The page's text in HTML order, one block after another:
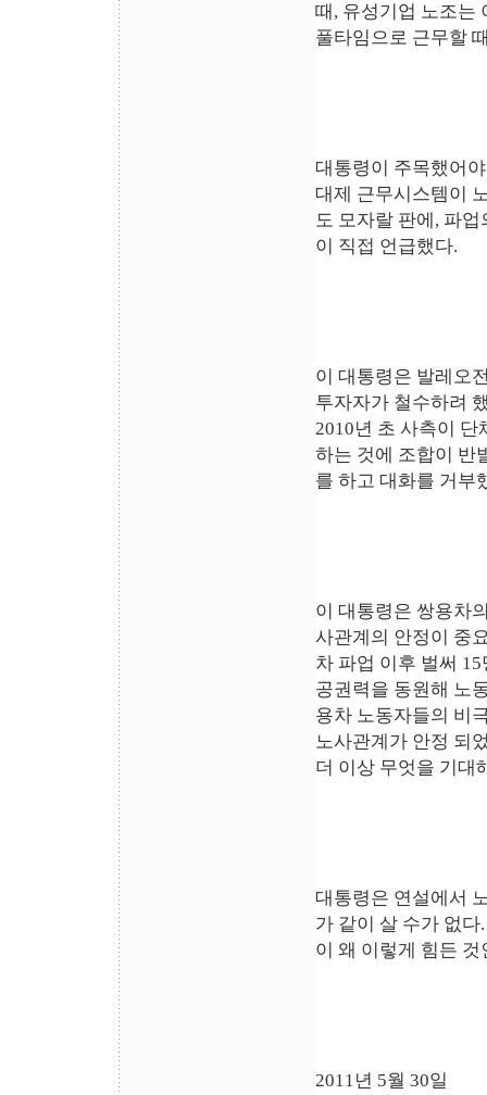
때, 유성기업 노조는
풀타임으로 근무할
대통령이 주목했어
대제 근무시스템이
도 모자랄 판에, 파
이 직접 언급했다.
이 대통령은 발레오
투자자가 철수하려
2010년 초 사측이
하는 것에 조합이 반
를 하고 대화를 거부
이 대통령은 쌍용차
사관계의 안정이 중
차 파업 이후 벌써
공권력을 동원해 노
용차 노동자들의 비
노사관계가 안정 되
더 이상 무엇을 기대
대통령은 연설에서
가 같이 살 수가 없
이 왜 이렇게 힘든
2011년 5월 30일